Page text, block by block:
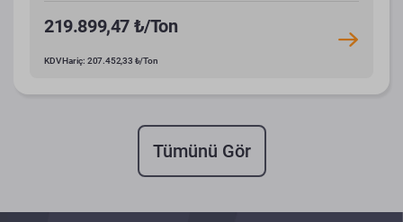
219.899,47 ₺/Ton
KDV Hariç: 207.452,33 ₺/Ton
Tümünü Gör